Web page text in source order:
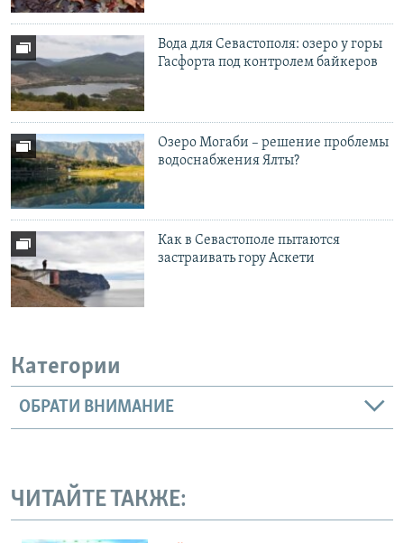
Вода для Севастополя: озеро у горы
Гасфорта под контролем байкеров
Озеро Могаби – решение проблемы
водоснабжения Ялты?
Как в Севастополе пытаются
застраивать гору Аскети
Категории
ОБРАТИ ВНИМАНИЕ
ЧИТАЙТЕ ТАКЖЕ: